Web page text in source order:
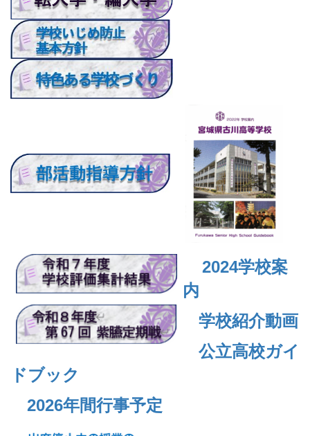
2024学校案
内
学校紹介動画
公立高校ガイ
ドブック
2026年間行事予定